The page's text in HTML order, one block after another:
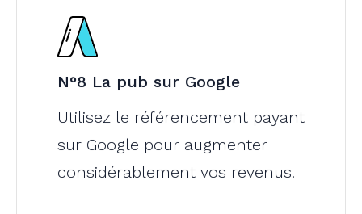
N°8 La pub sur Google
Utilisez le référencement payant
sur Google pour augmenter
considérablement vos revenus.